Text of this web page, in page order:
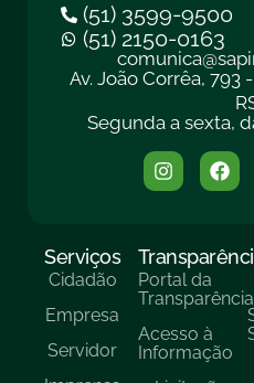
(51) 3599-9500
(51) 2150-0163
Av. João Corrêa, 793
Segunda a sexta,
Serviços
Cidadão
Empresa
Servidor
Portal da
Transparência
Acesso à
Informação